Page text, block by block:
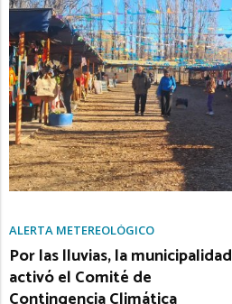
ALERTA METEREOLÓGICO
Por las lluvias, la municipalidad
activó el Comité de